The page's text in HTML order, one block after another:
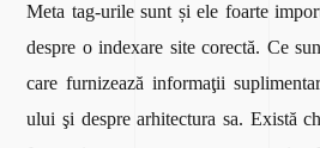
Meta tag-urile sunt și ele foarte
despre o indexare site corectă. Ce
care furnizează informaţii
ului şi despre arhitectura sa. Există